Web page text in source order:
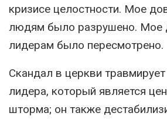
кризисе целостности. Мое
людям было разрушено. Мое
лидерам было пересмотрено.
Скандал в церкви
лидера, который является
шторма; он также